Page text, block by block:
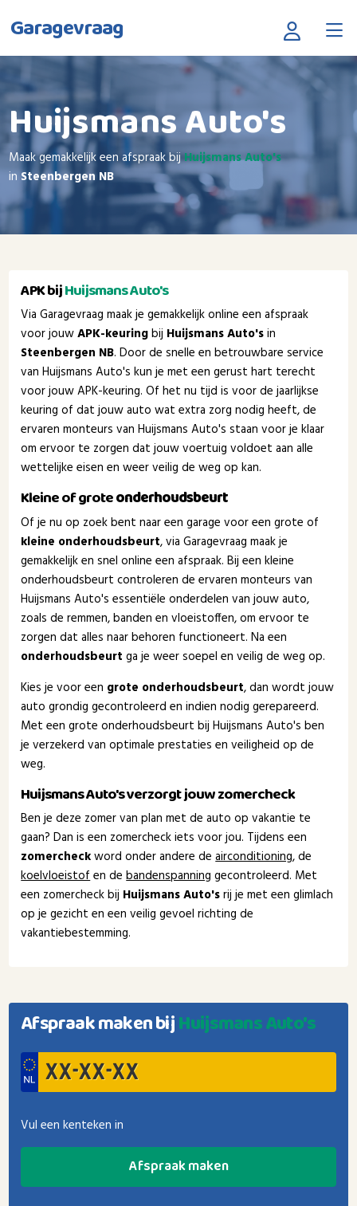
Garagevraag
Huijsmans Auto's
Maak gemakkelijk een afspraak bijHuijsmans Auto's
in Steenbergen NB
APK bijHuijsmans Auto's
Via Garagevraag maak je gemakkelijk online een afspraak
voor jouwAPK-keuringbij Huijsmans Auto'sin
Steenbergen NB. Door de snelle en betrouwbare service
van Huijsmans Auto's kun je met een gerust hart terecht
voor jouw APK-keuring. Of het nu tijd is voor de jaarlijkse
keuring of dat jouw auto wat extra zorg nodig heeft, de
ervaren monteurs van Huijsmans Auto's staan voor je klaar
om ervoor te zorgen dat jouw voertuig voldoet aan alle
wettelijke eisen en weer veilig de weg op kan.
Kleine of groteonderhoudsbeurt
Of je nu op zoek bent naar een garage voor een grote of
kleine onderhoudsbeurt, via Garagevraag maak je
gemakkelijk en snel online een afspraak. Bij een kleine
onderhoudsbeurt controleren de ervaren monteurs van
Huijsmans Auto's essentiële onderdelen van jouw auto,
zoals de remmen, banden en vloeistoffen, om ervoor te
zorgen dat alles naar behoren functioneert. Na een
onderhoudsbeurt ga je weer soepel en veilig de weg op.
Kies je voor een grote onderhoudsbeurt, dan wordt jouw
auto grondig gecontroleerd en indien nodig gerepareerd.
Met een grote onderhoudsbeurt bij Huijsmans Auto's ben
je verzekerd van optimale prestaties en veiligheid op de
weg.
Huijsmans Auto's verzorgt jouw zomercheck
Ben je deze zomer van plan met de auto op vakantie te
gaan? Dan is een zomercheck iets voor jou. Tijdens een
zomercheckword onder andere deairconditioning, de
koelvloeistofen debandenspanning gecontroleerd. Met
een zomercheck bij Huijsmans Auto'srij je met een glimlach
op je gezicht en een veilig gevoel richting de
vakantiebestemming.
Afspraak maken bijHuijsmans Auto's
Vul een kenteken in
Afspraak maken